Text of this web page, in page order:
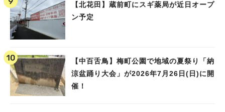
【北花田】蔵前町にスギ薬局が近日オープ
ン予定
【中百舌鳥】梅町公園で地域の夏祭り「納
涼盆踊り大会」が2026年7月26日(日)に開
催！